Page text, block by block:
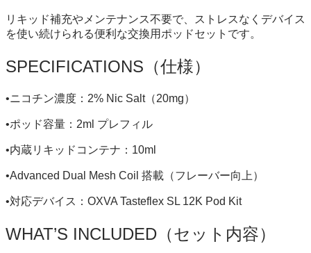
リキッド補充やメンテナンス不要で、ストレスなくデバイス
を使い続けられる便利な交換用ポッドセットです。
SPECIFICATIONS（仕様）
•ニコチン濃度：2% Nic Salt（20mg）
•ポッド容量：2ml プレフィル
•内蔵リキッドコンテナ：10ml
•Advanced Dual Mesh Coil 搭載（フレーバー向上）
•対応デバイス：OXVA Tasteflex SL 12K Pod Kit
WHAT’S INCLUDED（セット内容）